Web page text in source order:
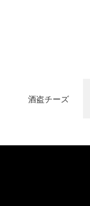
酒盗チーズ